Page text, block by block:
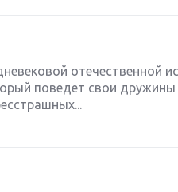
отечественной
поведет свои